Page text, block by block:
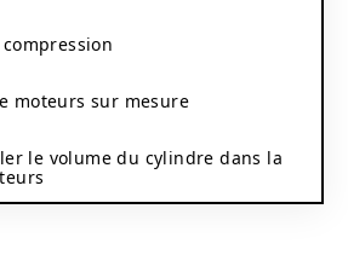
moteurs sur mesure
le volume du cylindre dans la